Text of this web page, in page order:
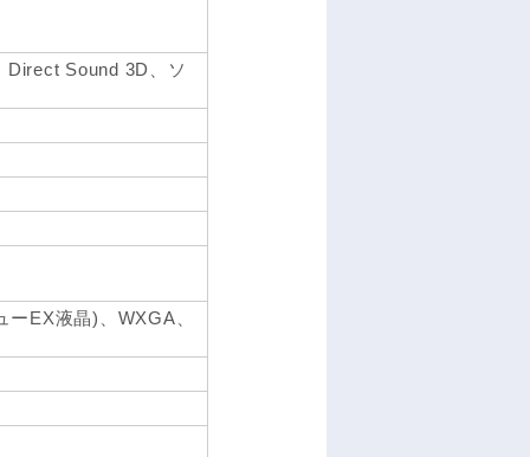
Direct Sound 3D、ソ
EX液晶)、WXGA、